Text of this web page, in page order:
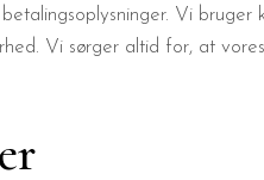
Vi bruger
Vi sørger altid for, at